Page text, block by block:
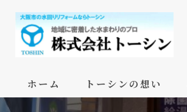
ホーム トーシンの想い